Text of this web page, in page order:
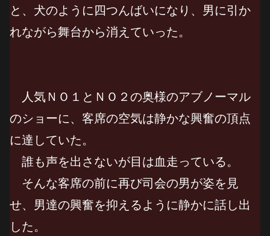
と、犬のように四つんばいになり、男に引か
れながら舞台から消えていった。
人気ＮＯ１とＮＯ２の奥様のアブノーマル
のショーに、客席の空気は静かな興奮の頂点
に達していた。
誰も声を出さないが目は血走っている。
そんな客席の前に再び司会の男が姿を見
せ、男達の興奮を抑えるように静かに話し出
した。